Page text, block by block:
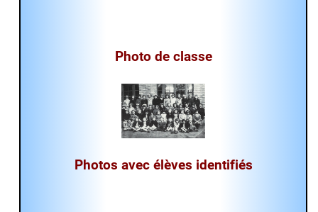
Photo de classe
Photos avec élèves identifiés